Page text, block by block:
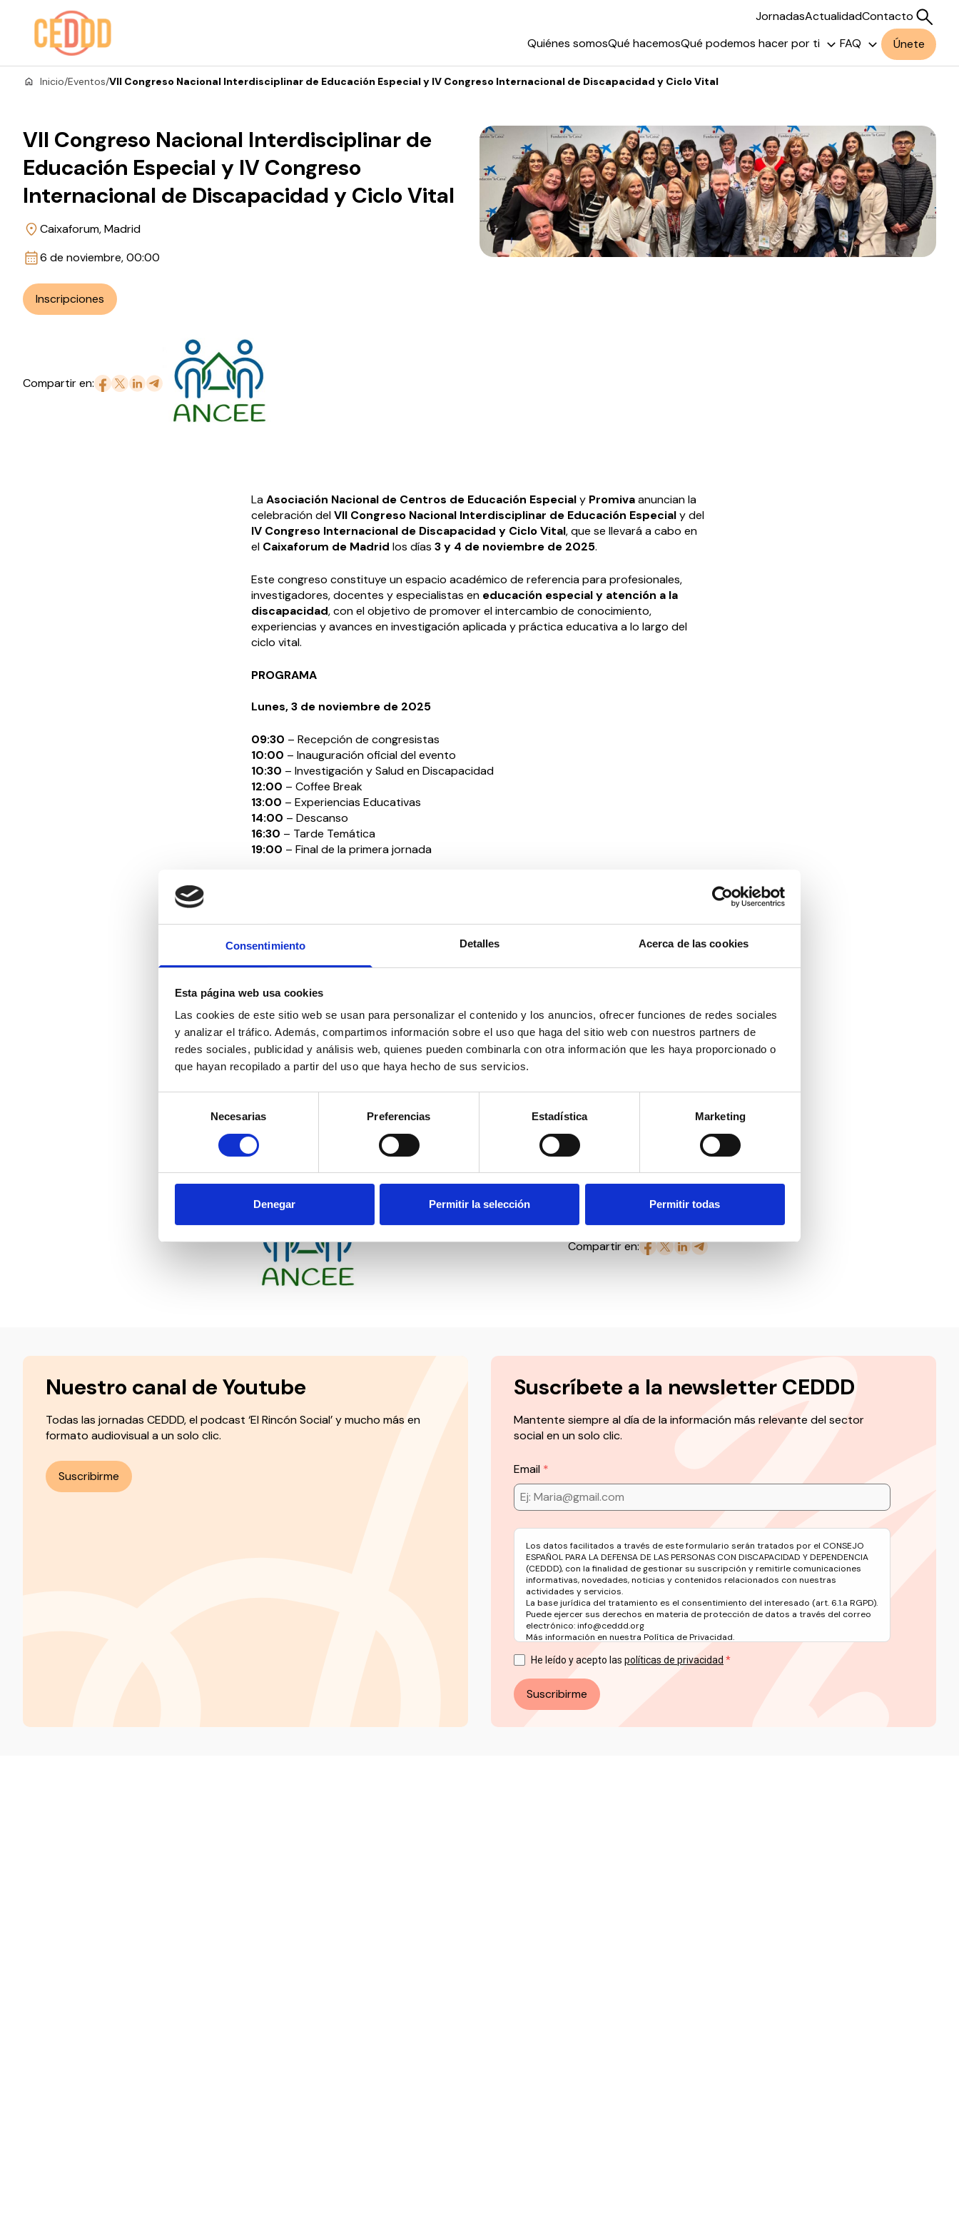
Consentimiento Detalles Acerca de las cookies
Esta página web usa cookies
Las cookies de este sitio web se usan para personalizar el contenido y los anuncios, ofrecer funciones de redes sociales
y analizar el tráfico. Además, compartimos información sobre el uso que haga del sitio web con nuestros partners de
redes sociales, publicidad y análisis web, quienes pueden combinarla con otra información que les haya proporcionado o
que hayan recopilado a partir del uso que haya hecho de sus servicios.
consentimiento
Necesarias Preferencias Estadística Marketing
Denegar Permitir la selección Permitir todas
Saltar al contenido
JornadasActualidadContacto
Quiénes somosQué hacemosQué podemos hacer por ti FAQ Únete
Buscar
Inicio/Eventos/VII Congreso Nacional Interdisciplinar de Educación Especial y IV Congreso Internacional de Discapacidad y Ciclo Vital
VII Congreso Nacional Interdisciplinar de
Educación Especial y IV Congreso
Internacional de Discapacidad y Ciclo Vital
Caixaforum, Madrid
6 de noviembre, 00:00
Inscripciones
Compartir en:
LaAsociación Nacional de Centros de Educación Especialy Promivaanuncian la
celebración delVII Congreso Nacional Interdisciplinar de Educación Especialy del
IV Congreso Internacional de Discapacidad y Ciclo Vital, que se llevará a cabo en
el Caixaforum de Madrid los días 3 y 4 de noviembre de 2025.
Este congreso constituye un espacio académico de referencia para profesionales,
investigadores, docentes y especialistas en educación especial y atención a la
discapacidad, con el objetivo de promover el intercambio de conocimiento,
experiencias y avances en investigación aplicada y práctica educativa a lo largo del
ciclo vital.
PROGRAMA
Lunes, 3 de noviembre de 2025
09:30 – Recepción de congresistas
10:00 – Inauguración oficial del evento
10:30 – Investigación y Salud en Discapacidad
12:00 – Coffee Break
13:00 – Experiencias Educativas
14:00 – Descanso
16:30 – Tarde Temática
19:00 – Final de la primera jornada
12:00– Coffee Break
12:30– Entrega de premios
14:00– Acto de Clausura
Este evento permitirá la presentación de investigaciones recientes, la discusión de
buenas prácticas educativas y la reflexión sobre estrategias de intervención en
distintos momentos del ciclo vital. Asimismo, se fomentará el diálogo entre
profesionales del sector, familias y personas con discapacidad, con el propósito de
avanzar hacia una educación inclusiva y de calidad.
Se invita a la comunidad académica y profesional a participar activamente,
compartiendo conocimiento y experiencias que contribuyan al desarrollo
integral de la educación especial y la atención a la discapacidad.
Compartir en:
Nuestro canal de Youtube
Todas las jornadas CEDDD, el podcast ‘El Rincón Social’ y mucho más en
formato audiovisual a un solo clic.
Suscribirme
Suscríbete a la newsletter CEDDD
Mantente siempre al día de la información más relevante del sector
social en un solo clic.
Email
Los datos facilitados a través de este formulario serán tratados por el CONSEJO
ESPAÑOL PARA LA DEFENSA DE LAS PERSONAS CON DISCAPACIDAD Y DEPENDENCIA
(CEDDD), con la finalidad de gestionar su suscripción y remitirle comunicaciones
informativas, novedades, noticias y contenidos relacionados con nuestras
actividades y servicios.
La base jurídica del tratamiento es el consentimiento del interesado (art. 6.1.a RGPD).
Puede ejercer sus derechos en materia de protección de datos a través del correo
electrónico: info@ceddd.org
Más información en nuestra Política de Privacidad.
He leído y acepto las políticas de privacidad
Suscribirme